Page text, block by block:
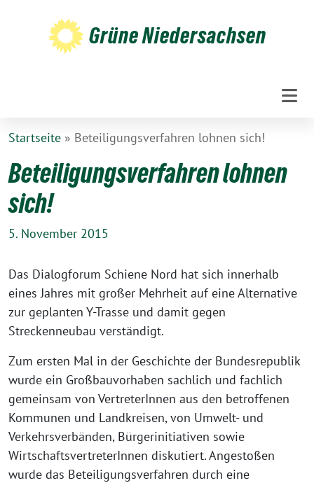
Grüne Niedersachsen
Startseite » Beteiligungsverfahren lohnen sich!
Beteiligungsverfahren lohnen
sich!
5. November 2015
Das Dialogforum Schiene Nord hat sich innerhalb
eines Jahres mit großer Mehrheit auf eine Alternative
zur geplanten Y-Trasse und damit gegen
Streckenneubau verständigt.
Zum ersten Mal in der Geschichte der Bundesrepublik
wurde ein Großbauvorhaben sachlich und fachlich
gemeinsam von VertreterInnen aus den betroffenen
Kommunen und Landkreisen, von Umwelt- und
Verkehrsverbänden, Bürgerinitiativen sowie
WirtschaftsvertreterInnen diskutiert. Angestoßen
wurde das Beteiligungsverfahren durch eine